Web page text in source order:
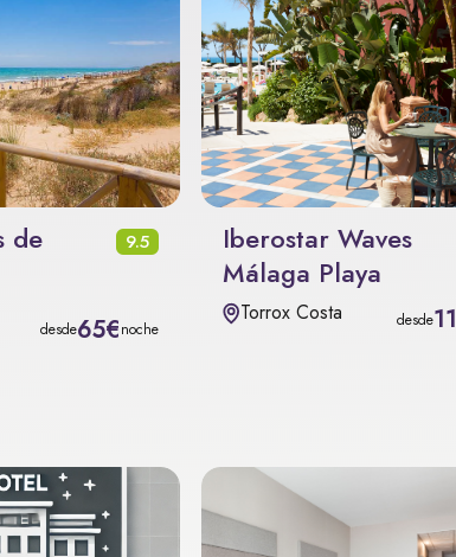
de
9.5
desde65€noche
Iberostar Waves
Málaga Playa
Torrox Costa desde